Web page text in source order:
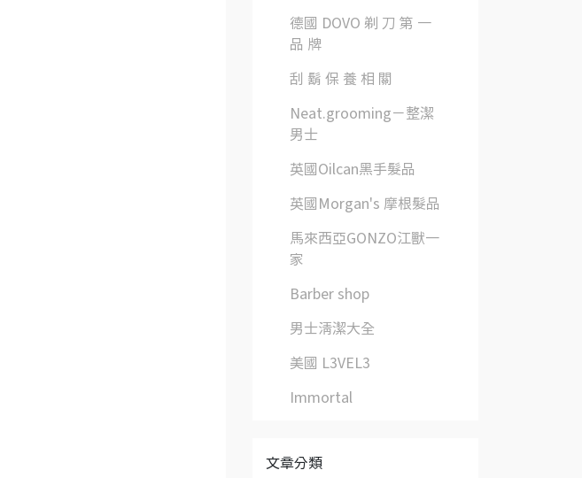
德國 DOVO 剃 刀 第 一
品 牌
刮 鬍 保 養 相 關
Neat.grooming－整潔
男士
英國Oilcan黑手髮品
英國Morgan's 摩根髮品
馬來西亞GONZO江獸一
家
Barber shop
男士清潔大全
美國 L3VEL3
Immortal
文章分類